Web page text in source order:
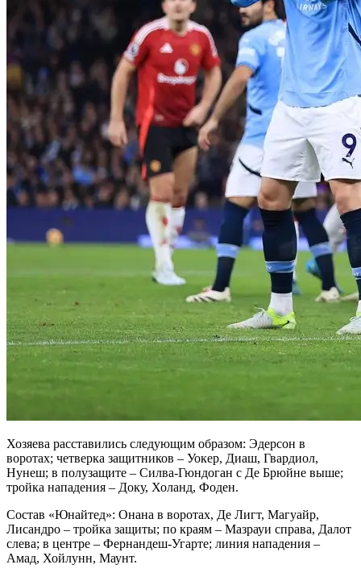
Хозяева расставились следующим образом: Эдерсон в
воротах; четверка защитников – Уокер, Диаш, Гвардиол,
Нунеш; в полузащите – Силва-Гюндоган с Де Брюйне выше;
тройка нападения – Доку, Холанд, Фоден.
Состав «Юнайтед»: Онана в воротах, Де Лигт, Магуайр,
Лисандро – тройка защиты; по краям – Мазрауи справа, Далот
слева; в центре – Фернандеш-Угарте; линия нападения –
Амад, Хойлунн, Маунт.